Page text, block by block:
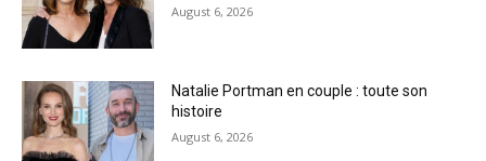
August 6, 2026
Natalie Portman en couple : toute son
histoire
August 6, 2026